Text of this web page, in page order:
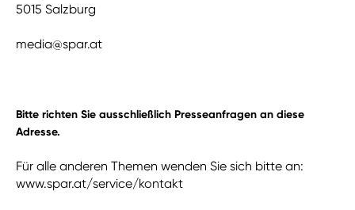
5015 Salzburg
media@spar.at
Bitte richten Sie ausschließlich Presseanfragen an diese
Adresse.
Für alle anderen Themen wenden Sie sich bitte an:
www.spar.at/service/kontakt